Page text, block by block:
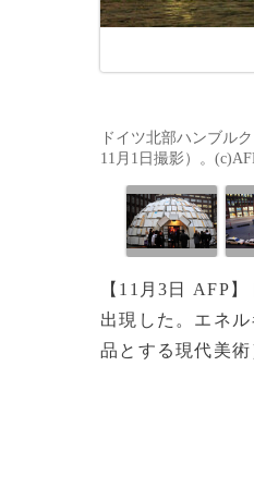
ドイツ北部ハンブル
11月1日撮影）。
【11月3日 AFP
出現した。エネ
品とする現代美